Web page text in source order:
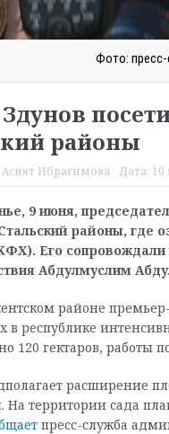
Фото: пресс-
районы
Асият Ибрагимова Дата: 10
9 июня,
районы, где
Его сопровождали
Абдулмуслим
районе
в республике
120 гектаров, работы
расширение
На территории сада
пресс-служба